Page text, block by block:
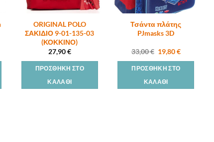
ORIGINAL POLO
ΣΑΚΙΔΙΟ 9-01-135-03
(ΚΟΚΚΙΝΟ)
27,90€
ΠΡΟΣΘΉΚΗ ΣΤΟ
ΚΑΛΆΘΙ
Τσάντα πλάτης
PJmasks 3D
33,00€ Original
price
was:
33,00 €.
19,80€Η
είναι:
ΠΡΟΣΘΉΚΗ ΣΤΟ
ΚΑΛΆΘΙ